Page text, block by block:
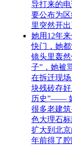
导打来的
要公布为
里突然开出
她用12年
快门，她
镜头里轰
子”，她被
在拆迁现
块残砖存
历史”――
很多老建
色大理石
扩大到北
年前得了